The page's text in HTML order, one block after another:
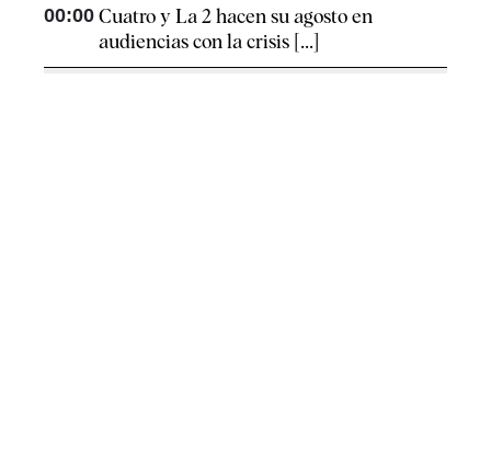
00:00 Cuatro y La 2 hacen su agosto en
audiencias con la crisis [...]